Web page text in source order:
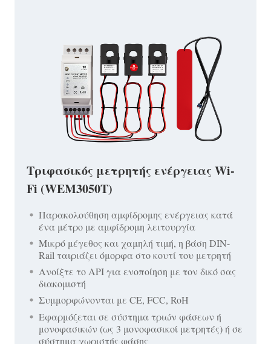
Τριφασικός μετρητής ενέργειας Wi-
Fi (WEM3050T)
Παρακολούθηση αμφίδρομης ενέργειας κατά
ένα μέτρο με αμφίδρομη λειτουργία
Μικρό μέγεθος και χαμηλή τιμή, η βάση DIN-
Rail ταιριάζει όμορφα στο κουτί του μετρητή
Ανοίξτε το API για ενοποίηση με τον δικό σας
διακομιστή
Συμμορφώνονται με CE, FCC, RoH
Εφαρμόζεται σε σύστημα τριών φάσεων ή
μονοφασικών (ως 3 μονοφασικοί μετρητές) ή σε
σύστημα χωριστής φάσης